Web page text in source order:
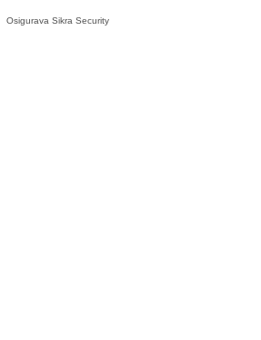
Osigurava Sikra Security